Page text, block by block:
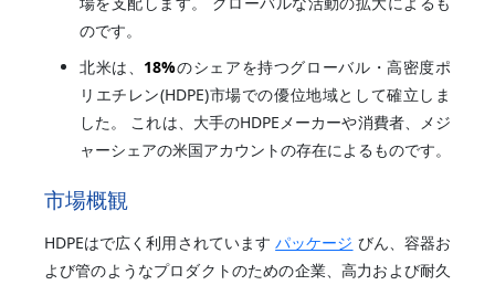
のです。
北米は、 18%のシェアを持つグローバル・高密度ポ
リエチレン(HDPE)市場での優位地域として確立しま
した。 これは、大手のHDPEメーカーや消費者、メジ
ャーシェアの米国アカウントの存在によるものです。
市場概観
HDPEはで広く利用されていますパッケージ びん、容器お
よび管のようなプロダクトのための企業、高力および耐久